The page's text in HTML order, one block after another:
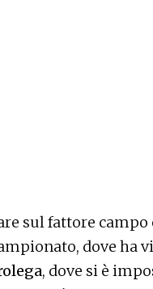
sul fattore
dove ha
, dove si è